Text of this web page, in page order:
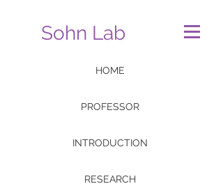
Sohn Lab
HOME
PROFESSOR
INTRODUCTION
RESEARCH